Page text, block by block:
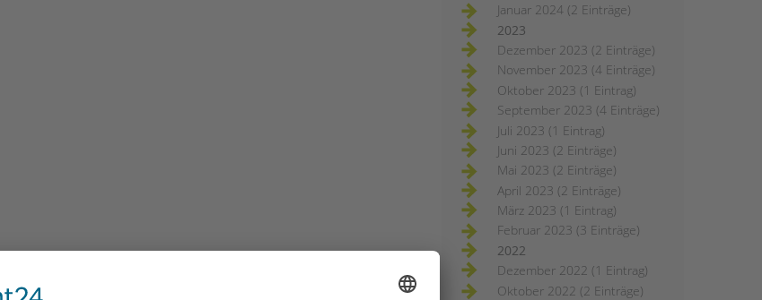
Januar 2024 (2 Einträge)
2023
Dezember 2023 (2 Einträge)
November 2023 (4 Einträge)
Oktober 2023 (1 Eintrag)
September 2023 (4 Einträge)
Juli 2023 (1 Eintrag)
Juni 2023 (2 Einträge)
Mai 2023 (2 Einträge)
April 2023 (2 Einträge)
März 2023 (1 Eintrag)
Februar 2023 (3 Einträge)
2022
Dezember 2022 (1 Eintrag)
Oktober 2022 (2 Einträge)